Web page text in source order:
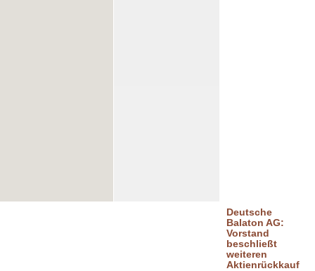
Deutsche
Balaton AG:
Vorstand
beschließt
weiteren
Aktienrückkauf